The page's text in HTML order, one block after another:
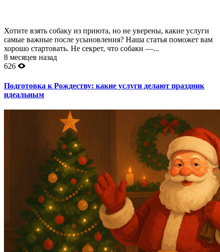
Хотите взять собаку из приюта, но не уверены, какие услуги
самые важные после усыновления? Наша статья поможет вам
хорошо стартовать. Не секрет, что собаки —...
8 месяцев назад
626
Подготовка к Рождеству: какие услуги делают праздник
идеальным